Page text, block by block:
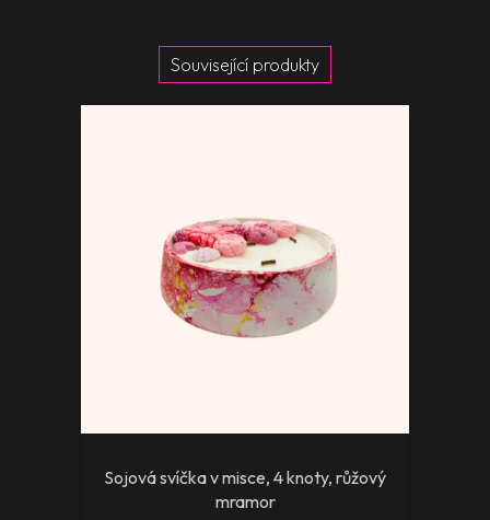
Související produkty
Sojová svíčka v misce, 4 knoty, růžový
mramor